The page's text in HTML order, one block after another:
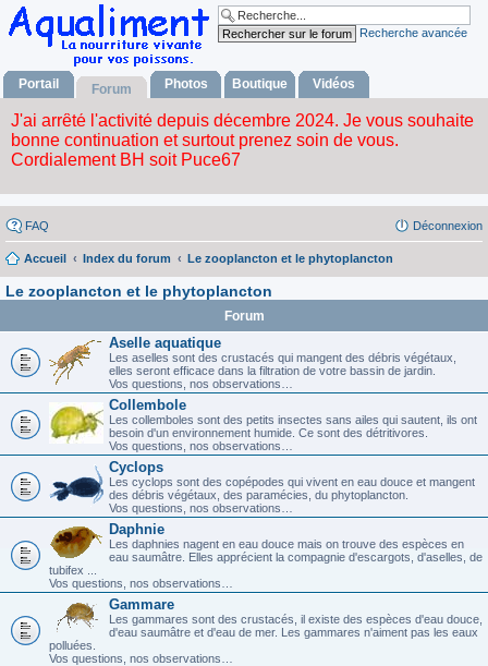
Recherche avancée
Portail Forum Photos Boutique Vidéos
FAQ Déconnexion
Accueil Index du forum Le zooplancton et le phytoplancton
Le zooplancton et le phytoplancton
Forum
Aselle aquatique
Les aselles sont des crustacés qui mangent des débris végétaux,
elles seront efficace dans la filtration de votre bassin de jardin.
Vos questions, nos observations…
Collembole
Les collemboles sont des petits insectes sans ailes qui sautent, ils ont
besoin d'un environnement humide. Ce sont des détritivores.
Vos questions, nos observations…
Cyclops
Les cyclops sont des copépodes qui vivent en eau douce et mangent
des débris végétaux, des paramécies, du phytoplancton.
Vos questions, nos observations…
Daphnie
Les daphnies nagent en eau douce mais on trouve des espèces en
eau saumâtre. Elles apprécient la compagnie d'escargots, d'aselles, de
tubifex ...
Vos questions, nos observations…
Gammare
Les gammares sont des crustacés, il existe des espèces d'eau douce,
d'eau saumâtre et d'eau de mer. Les gammares n'aiment pas les eaux
polluées.
Vos questions, nos observations…